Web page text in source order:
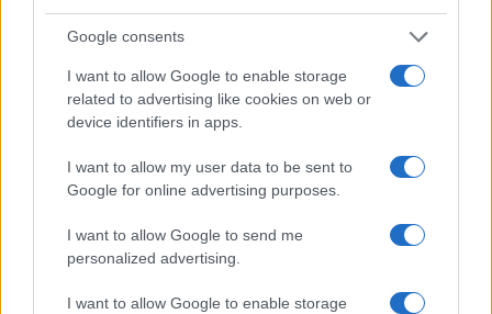
Google consents
I want to allow Google to enable storage
related to advertising like cookies on web or
device identifiers in apps.
I want to allow my user data to be sent to
Google for online advertising purposes.
I want to allow Google to send me
personalized advertising.
I want to allow Google to enable storage
Continua a leggere